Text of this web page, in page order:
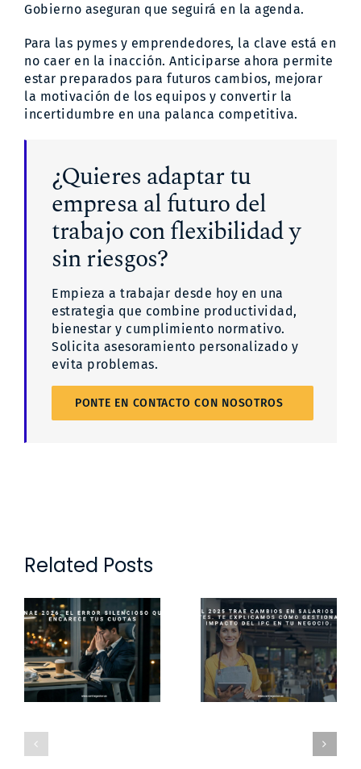
Gobierno aseguran que seguirá en la agenda.
Para las pymes y emprendedores, la clave está en
no caer en la inacción. Anticiparse ahora permite
estar preparados para futuros cambios, mejorar
la motivación de los equipos y convertir la
incertidumbre en una palanca competitiva.
¿Quieres adaptar tu
empresa al futuro del
trabajo con flexibilidad y
sin riesgos?
Empieza a trabajar desde hoy en una
estrategia que combine productividad,
bienestar y cumplimiento normativo.
Solicita asesoramiento personalizado y
evita problemas.
PONTE EN CONTACTO CON NOSOTROS
Related Posts